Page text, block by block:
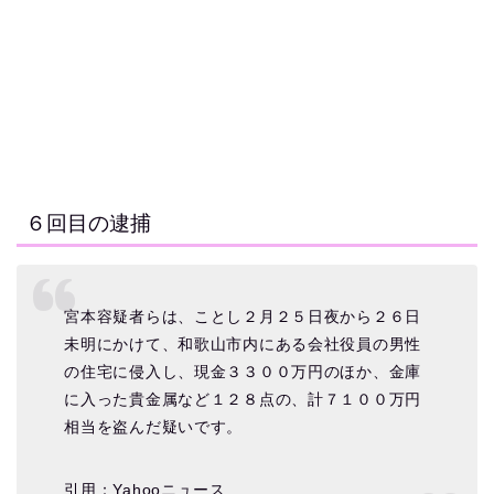
６回目の逮捕
宮本容疑者らは、ことし２月２５日夜から２６日
未明にかけて、和歌山市内にある会社役員の男性
の住宅に侵入し、現金３３００万円のほか、金庫
に入った貴金属など１２８点の、計７１００万円
相当を盗んだ疑いです。
引用：Yahooニュース